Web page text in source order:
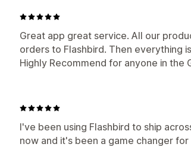
Great app great service. All our
orders to Flashbird. Then everything
Highly Recommend for anyone in
I've been using Flashbird to ship
now and it's been a game changer